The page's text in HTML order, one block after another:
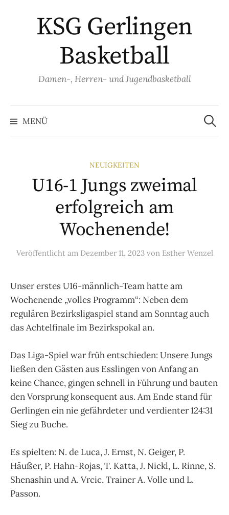
KSG Gerlingen
Basketball
Damen-, Herren- und Jugendbasketball
MENÜ
Suchen
nach:
NEUIGKEITEN
U16-1 Jungs zweimal
erfolgreich am
Wochenende!
Veröffentlicht am Dezember 11, 2023 von Esther Wenzel
Unser erstes U16-männlich-Team hatte am
Wochenende „volles Programm“: Neben dem
regulären Bezirksligaspiel stand am Sonntag auch
das Achtelfinale im Bezirkspokal an.
Das Liga-Spiel war früh entschieden: Unsere Jungs
ließen den Gästen aus Esslingen von Anfang an
keine Chance, gingen schnell in Führung und bauten
den Vorsprung konsequent aus. Am Ende stand für
Gerlingen ein nie gefährdeter und verdienter 124:31
Sieg zu Buche.
Es spielten: N. de Luca, J. Ernst, N. Geiger, P.
Häußer, P. Hahn-Rojas, T. Katta, J. Nickl, L. Rinne, S.
Shenashin und A. Vrcic, Trainer A. Volle und L.
Passon.